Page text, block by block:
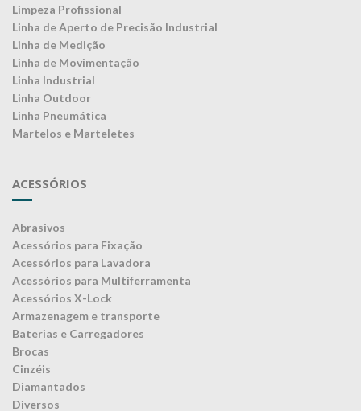
Limpeza Profissional
Linha de Aperto de Precisão Industrial
Linha de Medição
Linha de Movimentação
Linha Industrial
Linha Outdoor
Linha Pneumática
Martelos e Marteletes
ACESSÓRIOS
Abrasivos
Acessórios para Fixação
Acessórios para Lavadora
Acessórios para Multiferramenta
Acessórios X-Lock
Armazenagem e transporte
Baterias e Carregadores
Brocas
Cinzéis
Diamantados
Diversos